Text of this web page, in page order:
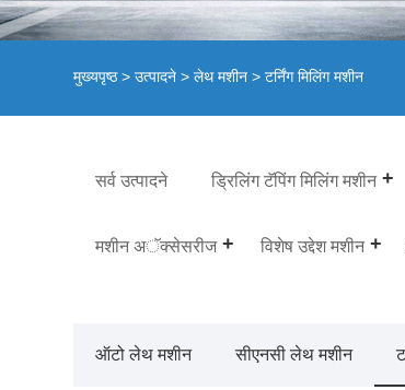
मुख्यपृष्ठ > उत्पादने >लेथ मशीन > टर्निंग मिलिंग मशीन
सर्व उत्पादने ड्रिलिंग टॅपिंग मिलिंग मशीन
मशीन अॅक्सेसरीज विशेष उद्देश मशीन
ऑटो लेथ मशीन सीएनसी लेथ मशीन